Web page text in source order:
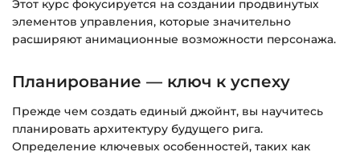
Вопросы?Пишите наinfo@siluette.com.ua
чат на сайте.
Этот курс фокусируется на создании продвинутых
элементов управления, которые значительно
расширяют анимационные возможности персонажа.
Планирование — ключ к успеху
Прежде чем создать единый джойнт, вы научитесь
планировать архитектуру будущего рига.
Определение ключевых особенностей, таких как